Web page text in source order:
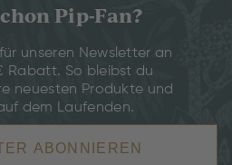
Pip-Fan?
unseren Newsletter an
Rabatt. So bleibst du
neuesten Produkte und
dem Laufenden.
ABONNIEREN